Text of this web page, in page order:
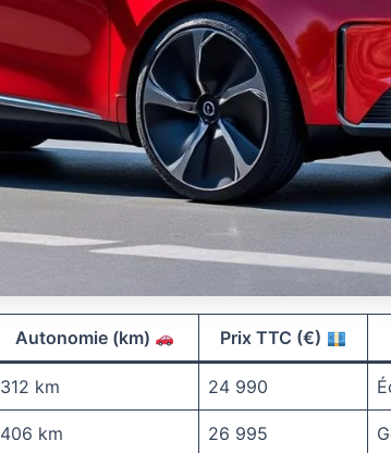
Autonomie (km) Prix TTC (€)
312 km 24 990
406 km 26 995